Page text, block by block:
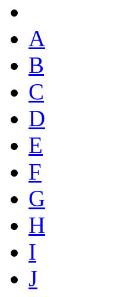
A
B
C
D
E
F
G
H
I
J